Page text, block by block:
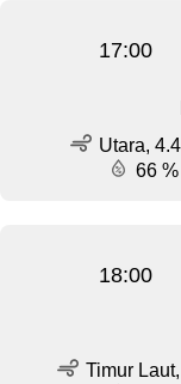
17:00
Utara,
66 %
18:00
Timur